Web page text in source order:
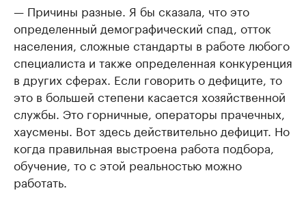
— Причины разные. Я бы сказала, что это
определенный демографический спад, отток
населения, сложные стандарты в работе любого
специалиста и также определенная конкуренция
в других сферах. Если говорить о дефиците, то
это в большей степени касается хозяйственной
службы. Это горничные, операторы прачечных,
хаусмены. Вот здесь действительно дефицит. Но
когда правильная выстроена работа подбора,
обучение, то с этой реальностью можно
работать.